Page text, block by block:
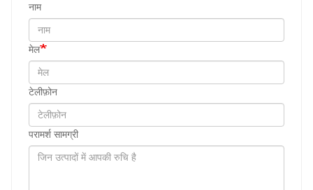
नाम
मेल
टेलीफ़ोन
परामर्श सामग्री